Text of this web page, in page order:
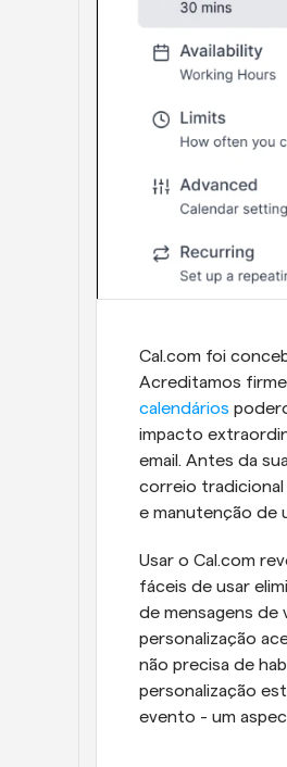
Cal.com foi
Acreditamos
calendários
impacto
email. Antes da
correio tradicional
e manutenção de
Usar o Cal.com
fáceis de usar
de mensagens
personalização
não precisa de
personalização
evento - um